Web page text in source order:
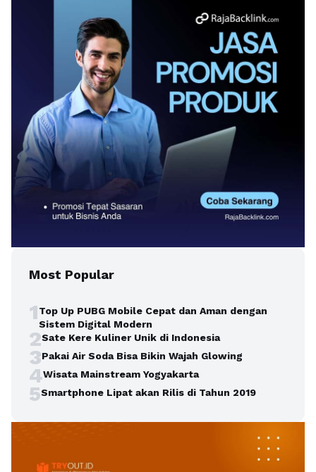
Most Popular
1Top Up PUBG Mobile Cepat dan Aman dengan
Sistem Digital Modern
2Sate Kere Kuliner Unik di Indonesia
3Pakai Air Soda Bisa Bikin Wajah Glowing
4Wisata Mainstream Yogyakarta
5Smartphone Lipat akan Rilis di Tahun 2019